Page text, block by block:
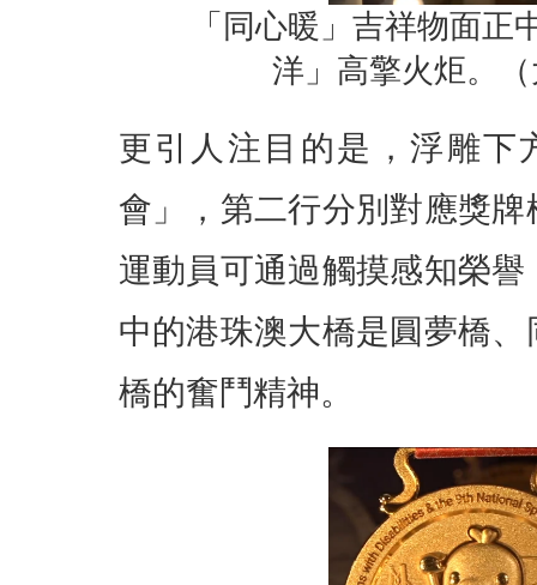
「同心暖」吉祥物面
洋」高擎火炬。
更引人注目的是，浮雕下
會」，第二行分別對應獎
運動員可通過觸摸感知榮
中的港珠澳大橋是圓夢橋
橋的奮鬥精神。